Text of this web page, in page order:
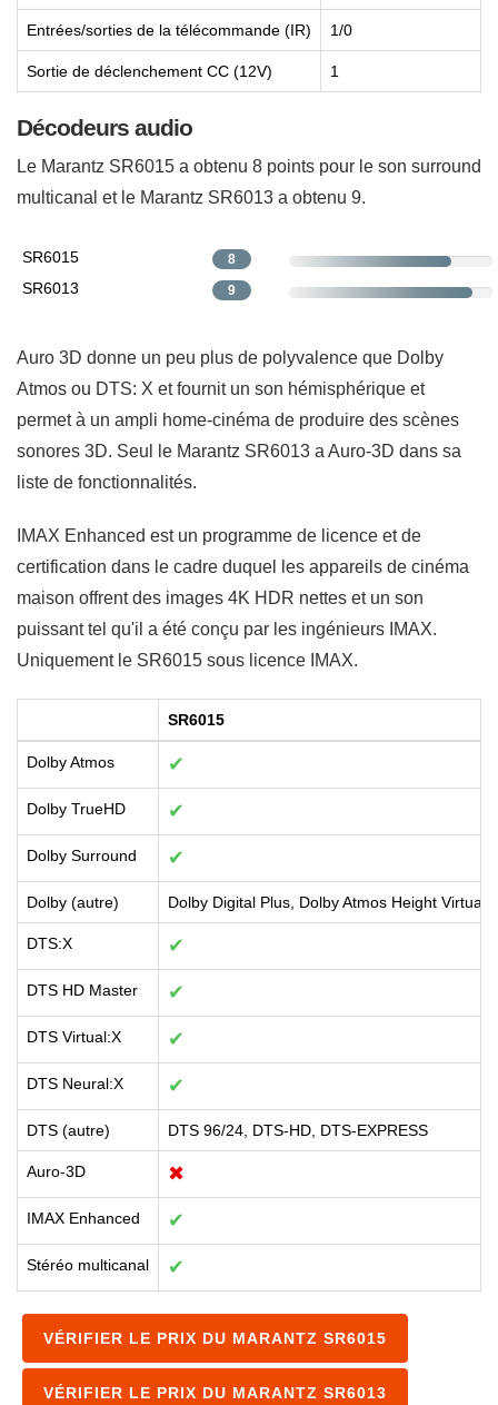
Entrées/sorties de la télécommande (IR) 1/0
Sortie de déclenchement CC (12V) 1
Décodeurs audio
Le Marantz SR6015 a obtenu 8 points pour le son surround
multicanal et le Marantz SR6013 a obtenu 9.
SR6015 8
SR6013 9
Auro 3D donne un peu plus de polyvalence que Dolby
Atmos ou DTS: X et fournit un son hémisphérique et
permet à un ampli home-cinéma de produire des scènes
sonores 3D. Seul le Marantz SR6013 a Auro-3D dans sa
liste de fonctionnalités.
IMAX Enhanced est un programme de licence et de
certification dans le cadre duquel les appareils de cinéma
maison offrent des images 4K HDR nettes et un son
puissant tel qu'il a été conçu par les ingénieurs IMAX.
Uniquement le SR6015 sous licence IMAX.
SR6015
Dolby Atmos ✔
Dolby TrueHD ✔
Dolby Surround ✔
Dolby (autre) Dolby Digital Plus, Dolby Atmos Height
DTS:X ✔
DTS HD Master ✔
DTS Virtual:X ✔
DTS Neural:X ✔
DTS (autre) DTS 96/24, DTS-HD, DTS-EXPRESS
Auro-3D ✖
IMAX Enhanced ✔
Stéréo multicanal ✔
VÉRIFIER LE PRIX DU MARANTZ SR6015
VÉRIFIER LE PRIX DU MARANTZ SR6013